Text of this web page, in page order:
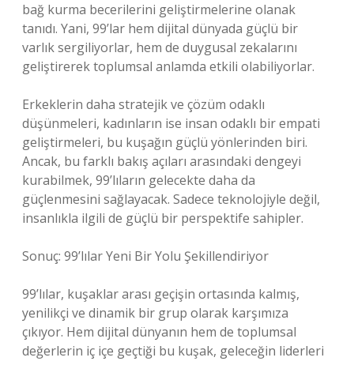
bağ kurma becerilerini geliştirmelerine olanak
tanıdı. Yani, 99’lar hem dijital dünyada güçlü bir
varlık sergiliyorlar, hem de duygusal zekalarını
geliştirerek toplumsal anlamda etkili olabiliyorlar.
Erkeklerin daha stratejik ve çözüm odaklı
düşünmeleri, kadınların ise insan odaklı bir empati
geliştirmeleri, bu kuşağın güçlü yönlerinden biri.
Ancak, bu farklı bakış açıları arasındaki dengeyi
kurabilmek, 99’lıların gelecekte daha da
güçlenmesini sağlayacak. Sadece teknolojiyle değil,
insanlıkla ilgili de güçlü bir perspektife sahipler.
Sonuç: 99’lılar Yeni Bir Yolu Şekillendiriyor
99’lılar, kuşaklar arası geçişin ortasında kalmış,
yenilikçi ve dinamik bir grup olarak karşımıza
çıkıyor. Hem dijital dünyanın hem de toplumsal
değerlerin iç içe geçtiği bu kuşak, geleceğin liderleri